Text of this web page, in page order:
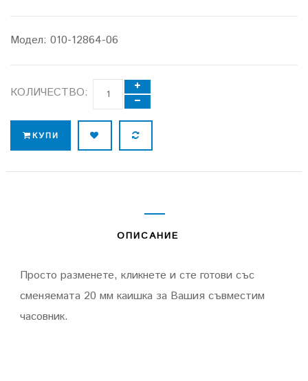
Модел: 010-12864-06
КОЛИЧЕСТВО:
КУПИ
ОПИСАНИЕ
Просто разменете, кликнете и сте готови със
сменяемата 20 мм каишка за Вашия съвместим
часовник.